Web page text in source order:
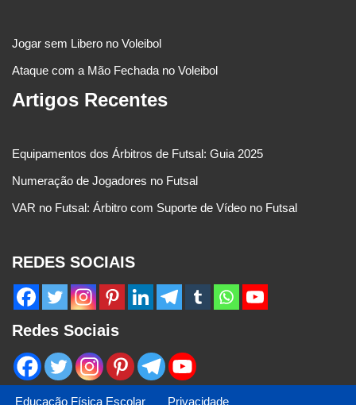
Jogar sem Libero no Voleibol
Ataque com a Mão Fechada no Voleibol
Artigos Recentes
Equipamentos dos Árbitros de Futsal: Guia 2025
Numeração de Jogadores no Futsal
VAR no Futsal: Árbitro com Suporte de Vídeo no Futsal
REDES SOCIAIS
Redes Sociais
Educação Física Escolar Privacidade